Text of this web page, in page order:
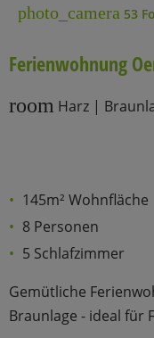
photo_camera 53
Ferienwohnung
room Harz |
145m² Wohnfläche
8 Personen
5 Schlafzimmer
Gemütliche
Braunlage - ideal für